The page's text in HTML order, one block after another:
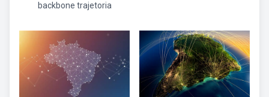
backbone trajetoria